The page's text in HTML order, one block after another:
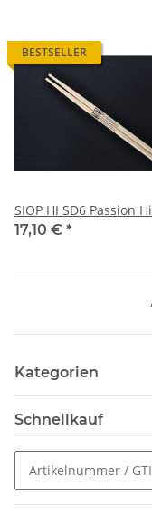
BESTSELLER
SIOP HI SD6 Passion
17,10 € *
Kategorien
Schnellkauf